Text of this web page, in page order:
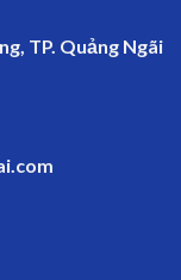
TP. Quảng Ngãi